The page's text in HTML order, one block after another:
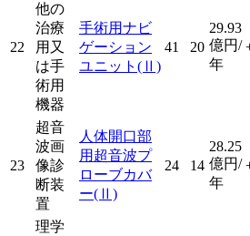
22
他の
治療
用又
は手
術用
機器
手術用ナビ
ゲーション
ユニット (Ⅱ)
41 20
29.93
億円/
年
23
超音
波画
像診
断装
置
人体開口部
用超音波プ
ローブカバ
ー(Ⅱ)
24 14
28.25
億円/
年
理学